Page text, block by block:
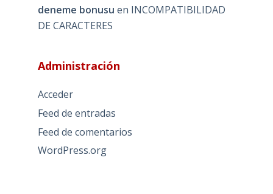
deneme bonusu en INCOMPATIBILIDAD
DE CARACTERES
Administración
Acceder
Feed de entradas
Feed de comentarios
WordPress.org